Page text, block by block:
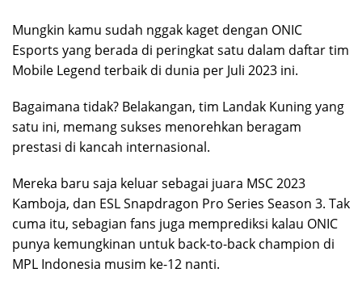
Mungkin kamu sudah nggak kaget dengan ONIC
Esports yang berada di peringkat satu dalam daftar tim
Mobile Legend terbaik di dunia per Juli 2023 ini.
Bagaimana tidak? Belakangan, tim Landak Kuning yang
satu ini, memang sukses menorehkan beragam
prestasi di kancah internasional.
Mereka baru saja keluar sebagai juara MSC 2023
Kamboja, dan ESL Snapdragon Pro Series Season 3. Tak
cuma itu, sebagian fans juga memprediksi kalau ONIC
punya kemungkinan untuk back-to-back champion di
MPL Indonesia musim ke-12 nanti.